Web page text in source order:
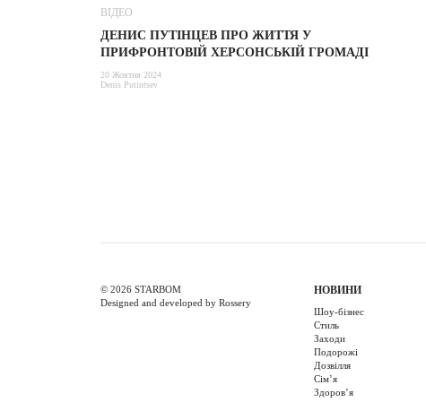
ВІДЕО
ДЕНИС ПУТІНЦЕВ ПРО ЖИТТЯ У
ПРИФРОНТОВІЙ ХЕРСОНСЬКІЙ ГРОМАДІ
20 Жовтня 2024
Denis Putintsev
© 2026 STARBOM
Designed and developed by Rossery
НОВИНИ
Шоу-бізнес
Стиль
Заходи
Подорожі
Дозвілля
Cім’я
Здоров’я